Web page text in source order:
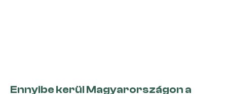
Ennyibe kerül Magyarországon a